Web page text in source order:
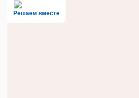
Решаем вместе